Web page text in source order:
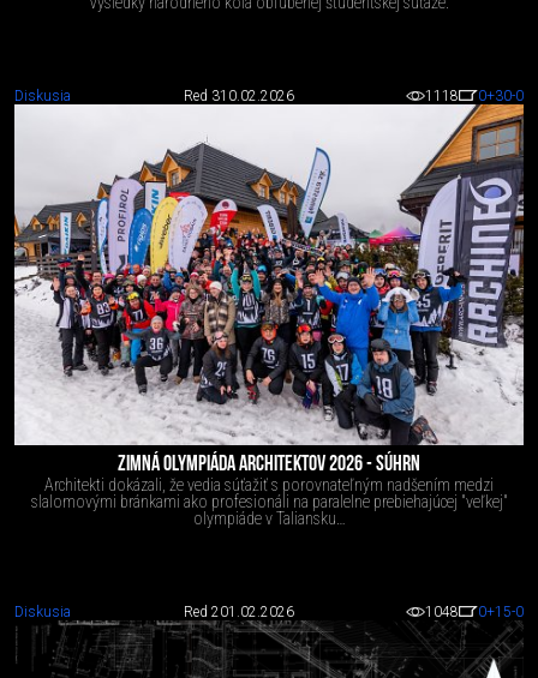
Diskusia Red 310.02.2026 1118 0+30-0
ZIMNÁ OLYMPIÁDA ARCHITEKTOV 2026 - SÚHRN
Architekti dokázali, že vedia súťažiť s porovnateľným nadšením medzi
slalomovými bránkami ako profesionáli na paralelne prebiehajúcej "veľkej"
olympiáde v Taliansku…
Diskusia Red 2 01.02.2026 1048 0+15-0